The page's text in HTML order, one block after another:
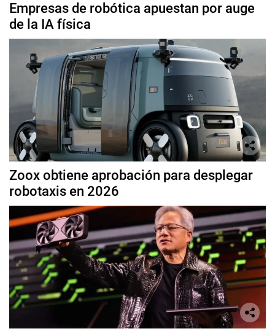
Empresas de robótica apuestan por auge
de la IA física
Zoox obtiene aprobación para desplegar
robotaxis en 2026